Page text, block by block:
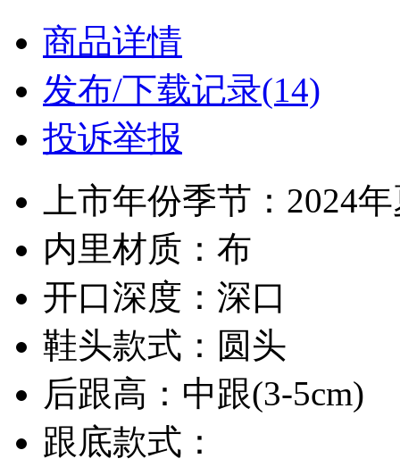
商品详情
发布/下载记录(14)
投诉举报
上市年份季节：2024
内里材质：布
开口深度：深口
鞋头款式：圆头
后跟高：中跟(3-5cm)
跟底款式：